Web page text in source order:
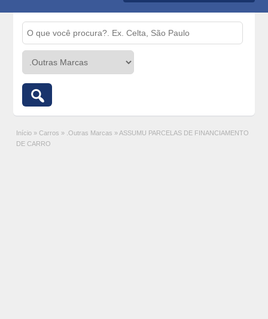
Início » Carros » .Outras Marcas » ASSUMU PARCELAS DE FINANCIAMENTO
DE CARRO